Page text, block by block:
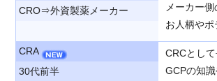
メーカー
お人柄や
CRO⇒外資製薬メーカー
CRA
CRCとし
GCPの知
30代前半